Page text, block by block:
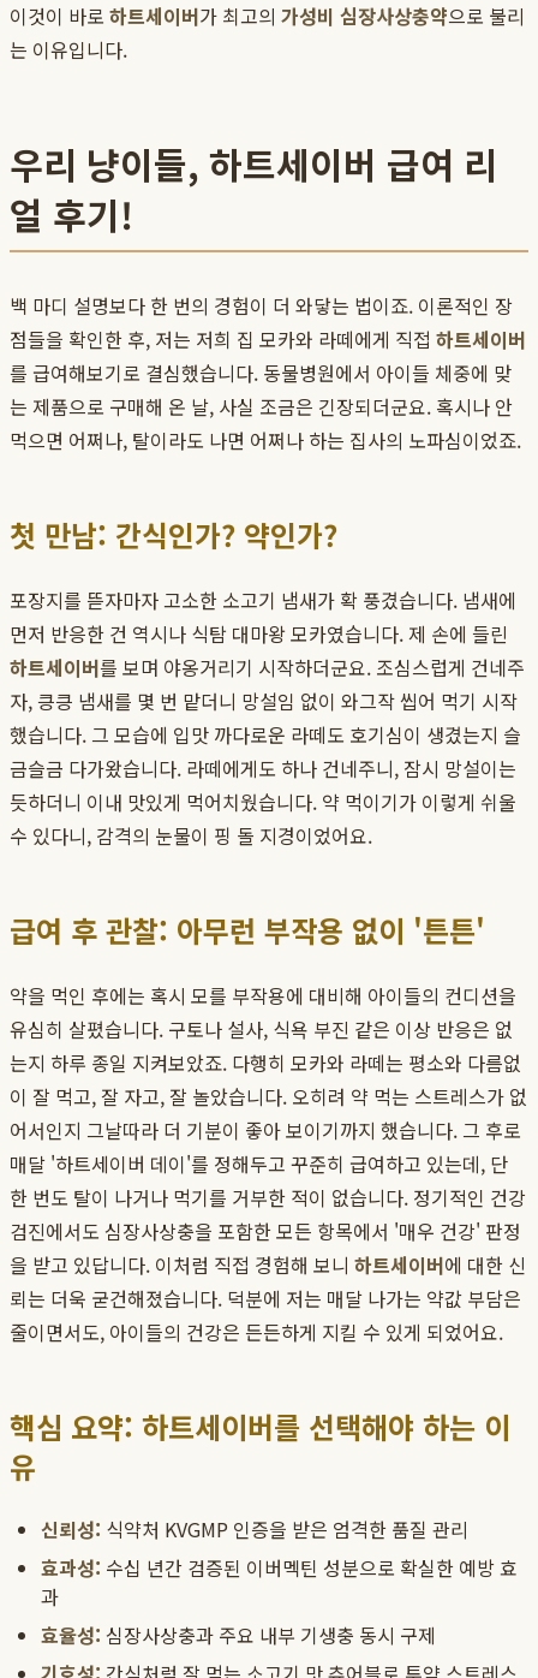
이것이 바로 하트세이버가 최고의 가성비 심장사상충약으로 불리
는 이유입니다.
우리 냥이들, 하트세이버 급여 리
얼 후기!
백 마디 설명보다 한 번의 경험이 더 와닿는 법이죠. 이론적인 장
점들을 확인한 후, 저는 저희 집 모카와 라떼에게 직접 하트세이버
를 급여해보기로 결심했습니다. 동물병원에서 아이들 체중에 맞
는 제품으로 구매해 온 날, 사실 조금은 긴장되더군요. 혹시나 안
먹으면 어쩌나, 탈이라도 나면 어쩌나 하는 집사의 노파심이었죠.
첫 만남: 간식인가? 약인가?
포장지를 뜯자마자 고소한 소고기 냄새가 확 풍겼습니다. 냄새에
먼저 반응한 건 역시나 식탐 대마왕 모카였습니다. 제 손에 들린
하트세이버를 보며 야옹거리기 시작하더군요. 조심스럽게 건네주
자, 킁킁 냄새를 몇 번 맡더니 망설임 없이 와그작 씹어 먹기 시작
했습니다. 그 모습에 입맛 까다로운 라떼도 호기심이 생겼는지 슬
금슬금 다가왔습니다. 라떼에게도 하나 건네주니, 잠시 망설이는
듯하더니 이내 맛있게 먹어치웠습니다. 약 먹이기가 이렇게 쉬울
수 있다니, 감격의 눈물이 핑 돌 지경이었어요.
급여 후 관찰: 아무런 부작용 없이 '튼튼'
약을 먹인 후에는 혹시 모를 부작용에 대비해 아이들의 컨디션을
유심히 살폈습니다. 구토나 설사, 식욕 부진 같은 이상 반응은 없
는지 하루 종일 지켜보았죠. 다행히 모카와 라떼는 평소와 다름없
이 잘 먹고, 잘 자고, 잘 놀았습니다. 오히려 약 먹는 스트레스가 없
어서인지 그날따라 더 기분이 좋아 보이기까지 했습니다. 그 후로
매달 '하트세이버 데이'를 정해두고 꾸준히 급여하고 있는데, 단
한 번도 탈이 나거나 먹기를 거부한 적이 없습니다. 정기적인 건강
검진에서도 심장사상충을 포함한 모든 항목에서 '매우 건강' 판정
을 받고 있답니다. 이처럼 직접 경험해 보니 하트세이버에 대한 신
뢰는 더욱 굳건해졌습니다. 덕분에 저는 매달 나가는 약값 부담은
줄이면서도, 아이들의 건강은 든든하게 지킬 수 있게 되었어요.
핵심 요약: 하트세이버를 선택해야 하는 이
유
신뢰성: 식약처 KVGMP 인증을 받은 엄격한 품질 관리
효과성: 수십 년간 검증된 이버멕틴 성분으로 확실한 예방 효
과
효율성: 심장사상충과 주요 내부 기생충 동시 구제